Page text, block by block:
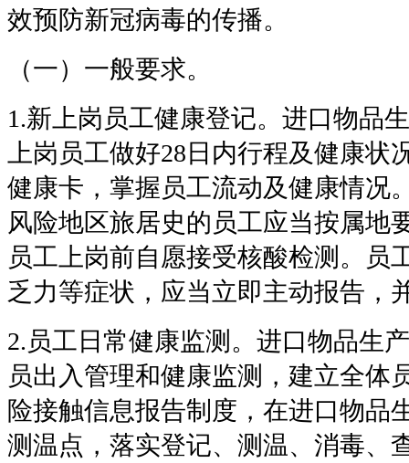
效预防新冠病毒的传播。
（一）一般要求。
1.新上岗员工健康登记。进口物品
上岗员工做好28 日内行程及健康状
健康卡，掌握员工流动及健康情况
风险地区旅居史的员工应当按属地
员工上岗前自愿接受核酸检测。员
乏力等症状，应当立即主动报告，
2.员工日常健康监测。进口物品生
员出入管理和健康监测，建立全体
险接触信息报告制度，在进口物品
测温点，落实登记、测温、消毒、